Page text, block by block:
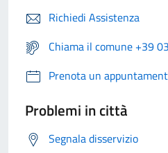
Richiedi Assistenza
Chiama il comune +39
Prenota un
Problemi in città
Segnala disservizio